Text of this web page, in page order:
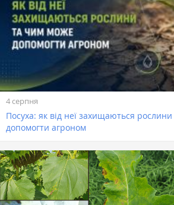
4 серпня
Посуха: як від неї захищаються
допомогти агроном